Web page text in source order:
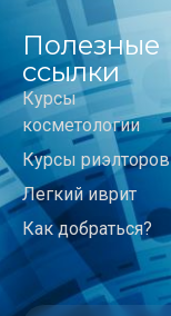
Полезные
ссылки
Курсы
косметологии
Курсы риэлторов
Легкий иврит
Как добраться?